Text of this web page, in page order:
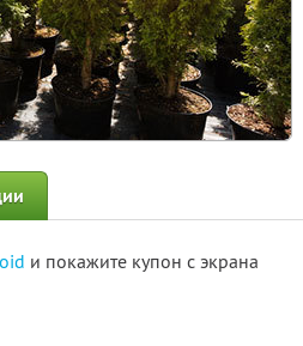
и покажите купон с экрана